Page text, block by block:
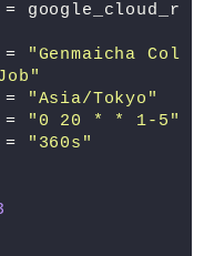
google_cloud_r
=
"Genmaicha Col
=
"Asia/Tokyo"
=
"0 20 * * 1-5"
=
"360s"